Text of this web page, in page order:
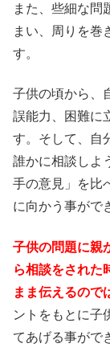
また、些細な問
まい、周りを巻
す。
子供の頃から、
誤能力、困難に
す。そして、自
誰かに相談しよ
手の意見」を比
に向かう事がで
子供の問題に親
ら相談をされた
まま伝えるので
ントをもとに子
てあげる事がで